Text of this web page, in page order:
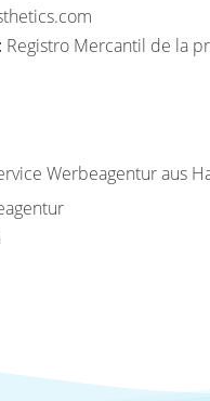
Registro Mercantil de la